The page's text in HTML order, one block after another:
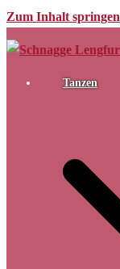
Zum Inhalt springen
Tanzen